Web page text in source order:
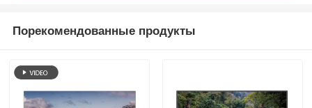
О нас
Порекомендованные продукты